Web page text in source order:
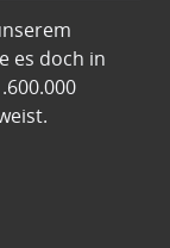
es doch in